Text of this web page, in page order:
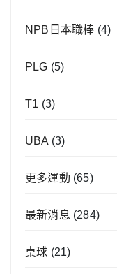
NPB日本職棒 (4)
PLG (5)
T1 (3)
UBA (3)
更多運動 (65)
最新消息 (284)
桌球 (21)